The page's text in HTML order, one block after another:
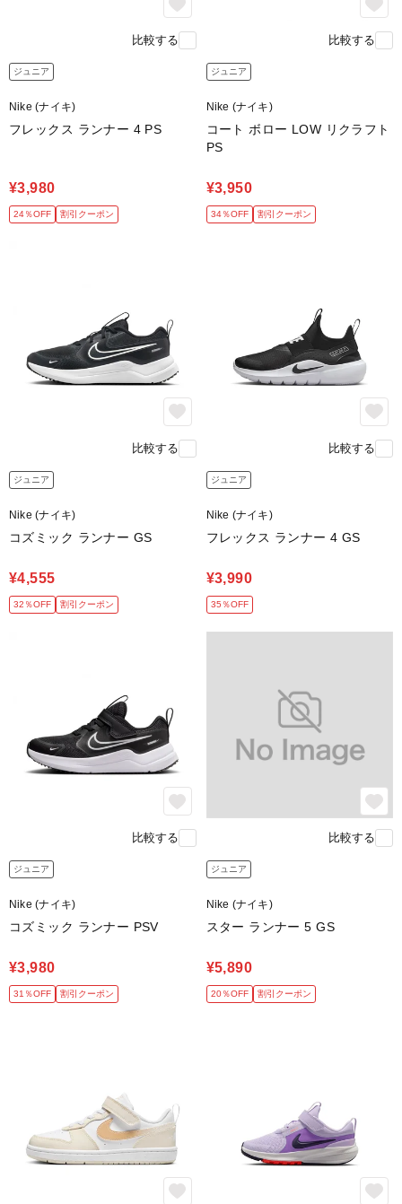
比較する
ジュニア
Nike (ナイキ)
フレックス ランナー 4 PS
¥3,980
24％OFF 割引クーポン
比較する
ジュニア
Nike (ナイキ)
コート ボロー LOW リクラフト
PS
¥3,950
34％OFF 割引クーポン
比較する
ジュニア
Nike (ナイキ)
コズミック ランナー GS
¥4,555
32％OFF 割引クーポン
比較する
ジュニア
Nike (ナイキ)
フレックス ランナー 4 GS
¥3,990
35％OFF
比較する
ジュニア
Nike (ナイキ)
コズミック ランナー PSV
¥3,980
31％OFF 割引クーポン
比較する
ジュニア
Nike (ナイキ)
スター ランナー 5 GS
¥5,890
20％OFF 割引クーポン